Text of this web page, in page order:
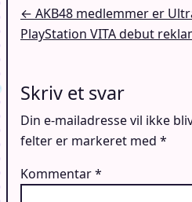
← AKB48 medlemmer er
PlayStation VITA debut
Skriv et svar
Din e-mailadresse vil ikke
felter er markeret med *
Kommentar*